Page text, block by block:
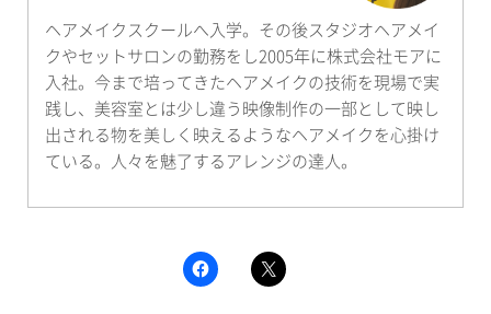
ヘアメイクスクールへ入学。その後スタジオヘアメイ
クやセットサロンの勤務をし2005年に株式会社モアに
入社。今まで培ってきたヘアメイクの技術を現場で実
践し、美容室とは少し違う映像制作の一部として映し
出される物を美しく映えるようなヘアメイクを心掛け
ている。人々を魅了するアレンジの達人。
F
a
ク
リ